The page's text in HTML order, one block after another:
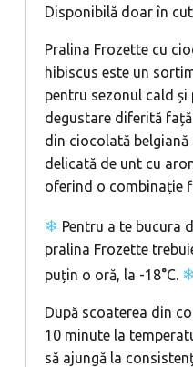
Disponibilă doar în
Pralina Frozette cu
hibiscus este un
pentru sezonul cald
degustare diferită
din ciocolată belgiană
delicată de unt cu
oferind o combinație
❄ Pentru a te bucura
pralina Frozette
puțin o oră, la -18°C.
După scoaterea din
10 minute la
să ajungă la